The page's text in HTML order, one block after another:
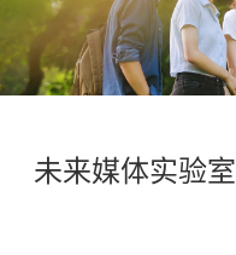
未来媒体实验室